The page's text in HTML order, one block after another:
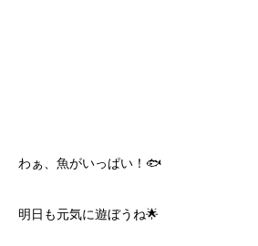
わぁ、魚がいっぱい！🐟
明日も元気に遊ぼうね🌟